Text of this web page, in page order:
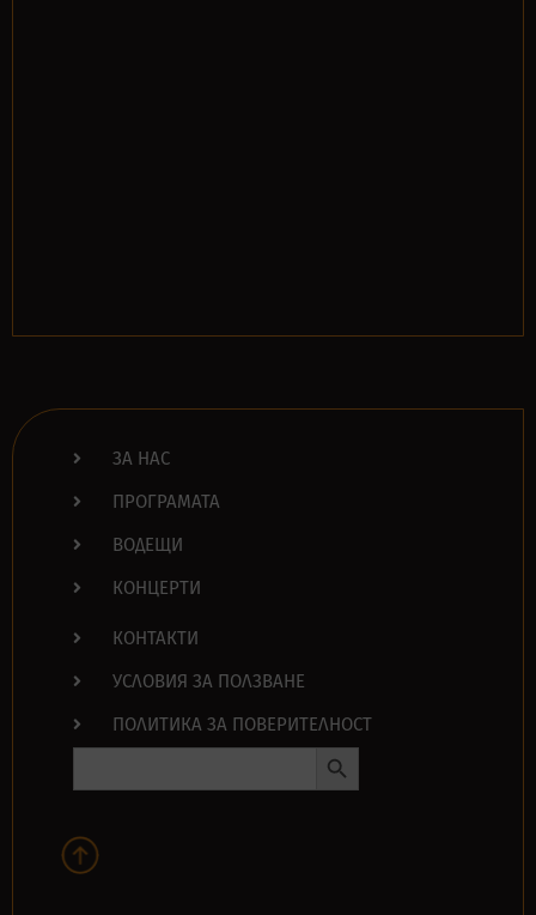
ЗА НАС
ПРОГРАМАТА
ВОДЕЩИ
КОНЦЕРТИ
КОНТАКТИ
УСЛОВИЯ ЗА ПОЛЗВАНЕ
ПОЛИТИКА ЗА ПОВЕРИТЕЛНОСТ
Search Search Button